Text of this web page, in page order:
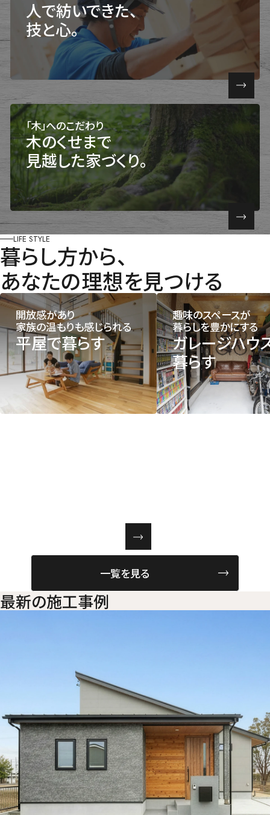
人で紡いできた、
技と心。
「木」へのこだわり
木のくせまで
見越した家づくり。
LIFE STYLE
暮らし方から、
あなたの理想を見つける
開放感があり
家族の温もりも感じられる
平屋で暮らす
趣味のスペースが
暮らしを豊かにする
ガレージハウ
暮らす
一覧を見る
最新の施工事例